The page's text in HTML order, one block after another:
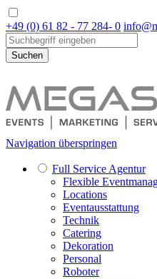
+49 (0) 61 82 - 77 284- 0
Suchen
Navigation überspringen
Full Service Agentur
Flexible
Locations
Eventausstattung
Technik
Catering
Dekoration
Personal
Roboter